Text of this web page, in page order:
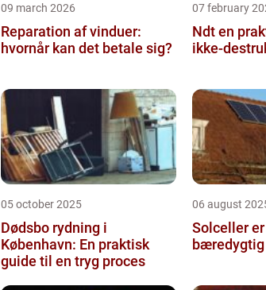
09 march 2026
Reparation af vinduer:
hvornår kan det betale sig?
07 february
Ndt en praktisk guide til
ikke-
05 october 2025
Dødsbo rydning i
København: En praktisk
guide til en tryg proces
06 august
Solceller